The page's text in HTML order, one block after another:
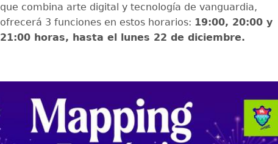
que combina arte digital y tecnología de vanguardia,
ofrecerá 3 funciones en estos horarios: 19:00, 20:00 y
21:00 horas, hasta el lunes 22 de diciembre.